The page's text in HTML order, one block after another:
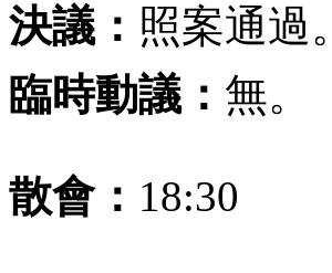
決議： 照案通過。
臨時動議： 無。
散會： 18:30